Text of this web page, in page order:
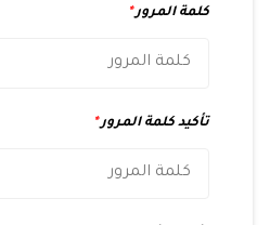
كلمة المرور*
تأكيد كلمة المرور*